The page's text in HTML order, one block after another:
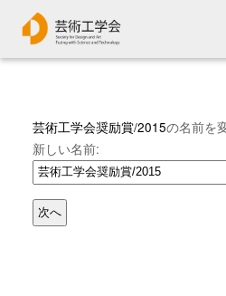
芸術工学会奨励賞/2015の名前を
新しい名前: